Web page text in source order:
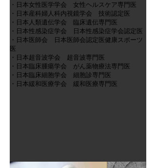
・日本女性医学学会 女性ヘルスケア専門医
・日本産科婦人科内視鏡学会 技術認定医
・日本人類遺伝学会 臨床遺伝専門医
・日本性感染症学会 日本性感染症学会認定医
・日本医師会 日本医師会認定医健康スポーツ
医
・日本超音波学会 超音波専門医
・日本臨床腫瘍学会 がん薬物療法専門医
・日本臨床細胞学会 細胞診専門医
・日本緩和医療学会 緩和医療専門医